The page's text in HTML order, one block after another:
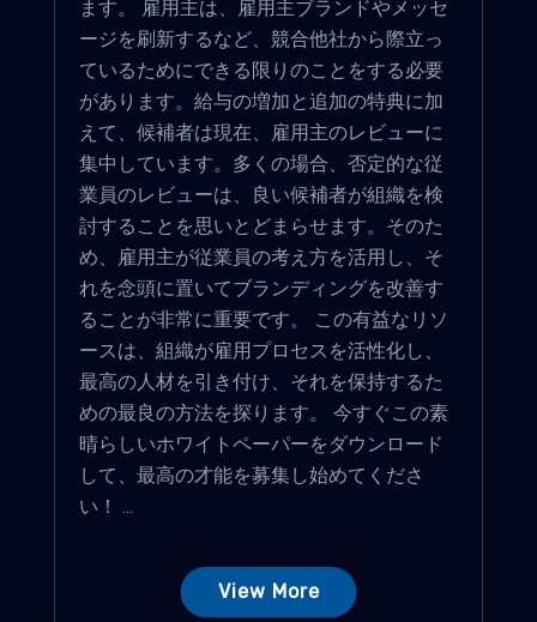
ます。 雇用主は、雇用主ブランドやメッセ
ージを刷新するなど、競合他社から際立っ
ているためにできる限りのことをする必要
があります。給与の増加と追加の特典に加
えて、候補者は現在、雇用主のレビューに
集中しています。多くの場合、否定的な従
業員のレビューは、良い候補者が組織を検
討することを思いとどまらせます。そのた
め、雇用主が従業員の考え方を活用し、そ
れを念頭に置いてブランディングを改善す
ることが非常に重要です。 この有益なリソ
ースは、組織が雇用プロセスを活性化し、
最高の人材を引き付け、それを保持するた
めの最良の方法を探ります。 今すぐこの素
晴らしいホワイトペーパーをダウンロード
して、最高の才能を募集し始めてくださ
い！ ...
View More